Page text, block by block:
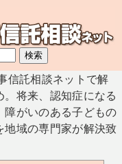
信託相談ネットで解
将来、認知症になる
がいのある子どもの
域の専門家が解決致